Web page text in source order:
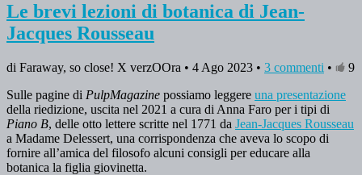
Le brevi lezioni di botanica di Jean-
Jacques Rousseau
di Faraway, so close! X verzOOra • 4 Ago 2023 • 3 commenti •
9
Sulle pagine di PulpMagazine possiamo leggere una presentazione
della riedizione, uscita nel 2021 a cura di Anna Faro per i tipi di
Piano B, delle otto lettere scritte nel 1771 da Jean-Jacques Rousseau
a Madame Delessert, una corrispondenza che aveva lo scopo di
fornire all’amica del filosofo alcuni consigli per educare alla
botanica la figlia giovinetta.